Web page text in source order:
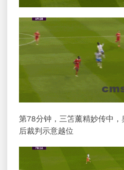
第78分钟，三笘薰精妙传中
后裁判示意越位